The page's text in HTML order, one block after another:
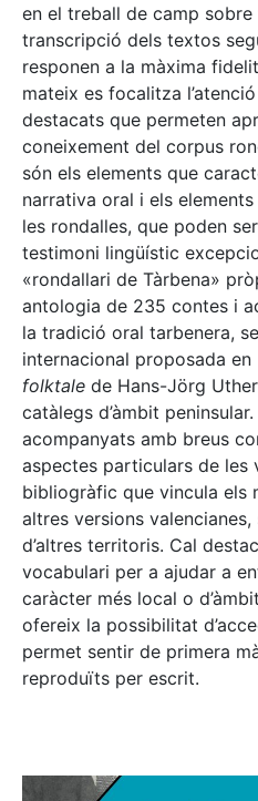
en el treball de camp
transcripció dels textos
responen a la màxima
mateix es focalitza
destacats que permeten
coneixement del corpus
són els elements que
narrativa oral i els
les rondalles, que poden
testimoni lingüístic
«rondallari de Tàrbena»
antologia de 235 contes i
la tradició oral tarbenera,
internacional proposada en
folktale de Hans-Jörg
catàlegs d’àmbit
acompanyats amb breus
aspectes particulars de les
bibliogràfic que vincula els
altres versions valencianes,
d’altres territoris. Cal
vocabulari per a ajudar a
caràcter més local o
ofereix la possibilitat
permet sentir de primera
reproduïts per escrit.